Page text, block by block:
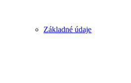
Základné údaje